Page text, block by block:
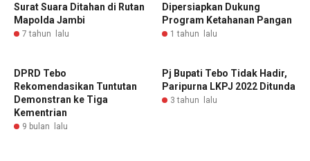
Surat Suara Ditahan di Rutan
Mapolda Jambi
7 tahun lalu
Dipersiapkan Dukung
Program Ketahanan Pangan
1 tahun lalu
DPRD Tebo
Rekomendasikan Tuntutan
Demonstran ke Tiga
Kementrian
9 bulan lalu
Pj Bupati Tebo Tidak Hadir,
Paripurna LKPJ 2022 Ditunda
3 tahun lalu